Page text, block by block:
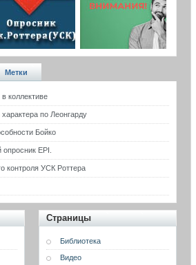
Метки
коллективе
по Леонгарду
Бойко
EPI.
контроля УСК Роттера
Страницы
Библиотека
Видео